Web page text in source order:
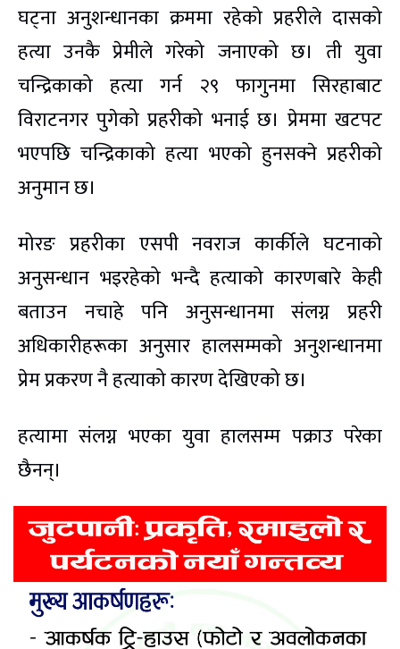
घट्ना अनुशन्धानका क्रममा रहेको प्रहरीले दासको
हत्या उनकै प्रेमीले गरेको जनाएको छ। ती युवा
चन्द्रिकाको हत्या गर्न २९ फागुनमा सिरहाबाट
विराटनगर पुगेको प्रहरीको भनाई छ। प्रेममा खटपट
भएपछि चन्द्रिकाको हत्या भएको हुनसक्ने प्रहरीको
अनुमान छ।
मोरङ प्रहरीका एसपी नवराज कार्कीले घटनाको
अनुसन्धान भइरहेको भन्दै हत्याको कारणबारे केही
बताउन नचाहे पनि अनुसन्धानमा संलग्न प्रहरी
अधिकारीहरूका अनुसार हालसम्मको अनुशन्धानमा
प्रेम प्रकरण नै हत्याको कारण देखिएको छ।
हत्यामा संलग्न भएका युवा हालसम्म पक्राउ परेका
छैनन्।